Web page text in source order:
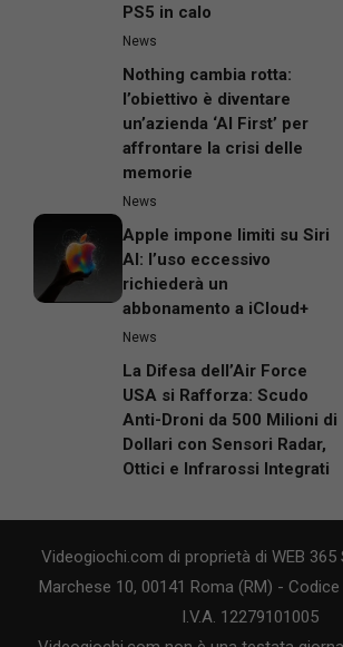
PS5 in calo
News
Nothing cambia rotta:
l’obiettivo è diventare
un’azienda ‘AI First’ per
affrontare la crisi delle
memorie
News
Apple impone limiti su Siri
AI: l’uso eccessivo
richiederà un
abbonamento a iCloud+
News
La Difesa dell’Air Force
USA si Rafforza: Scudo
Anti-Droni da 500 Milioni di
Dollari con Sensori Radar,
Ottici e Infrarossi Integrati
Videogiochi.com di proprietà di WEB 365
Marchese 10, 00141 Roma (RM) -
I.V.A. 12279101005